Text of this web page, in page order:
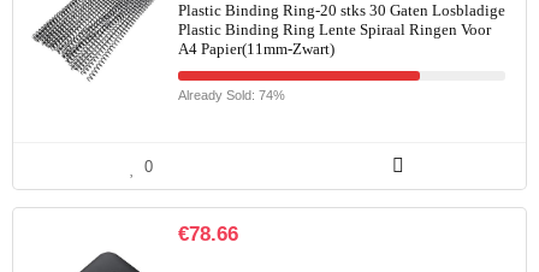
Plastic Binding Ring-20 stks 30 Gaten Losbladige
Plastic Binding Ring Lente Spiraal Ringen Voor
A4 Papier(11mm-Zwart)
Already Sold: 74%
0
€78.66